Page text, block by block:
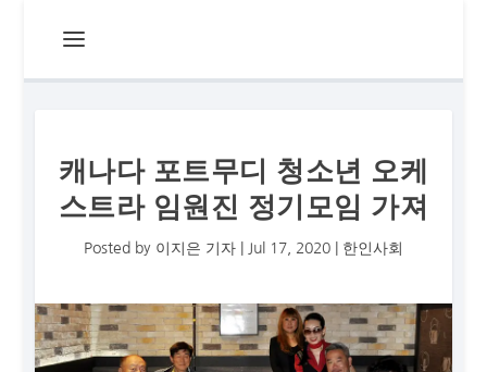
캐나다 포트무디 청소년 오케
스트라 임원진 정기모임 가져
Posted by 이지은 기자| Jul 17, 2020| 한인사회